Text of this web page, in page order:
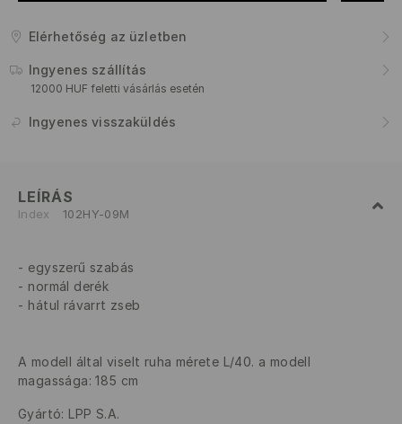
Elérhetőség az üzletben
Ingyenes szállítás
12000 HUF feletti vásárlás esetén
Ingyenes visszaküldés
LEÍRÁS
Index 102HY-09M
egyszerű szabás
normál derék
hátul rávarrt zseb
A modell által viselt ruha mérete L/40. a modell
magassága: 185 cm
Gyártó: LPP S.A.